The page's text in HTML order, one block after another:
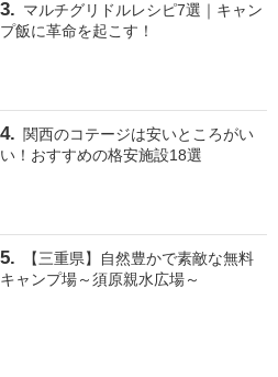
マルチグリドルレシピ7選｜キャン
プ飯に革命を起こす！
関西のコテージは安いところがい
い！おすすめの格安施設18選
【三重県】自然豊かで素敵な無料
キャンプ場～須原親水広場～